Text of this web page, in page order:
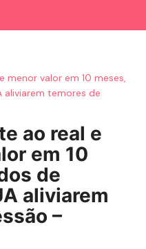
menor valor em 10 meses,
aliviarem temores de
ao real e
em 10
de
aliviarem
–